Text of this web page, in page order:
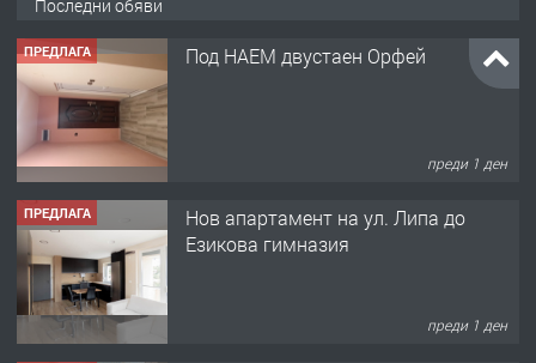
Последни обяви
ПРЕДЛАГА Под НАЕМ двустаен Орфей
преди 1 ден
ПРЕДЛАГА
Нов апартамент на ул. Липа до
Езикова гимназия
преди 1 ден